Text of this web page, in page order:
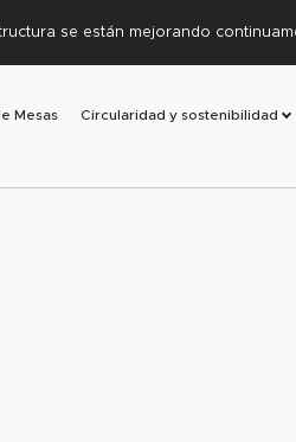
se están mejorando
Mesas Circularidad y sostenibilidad